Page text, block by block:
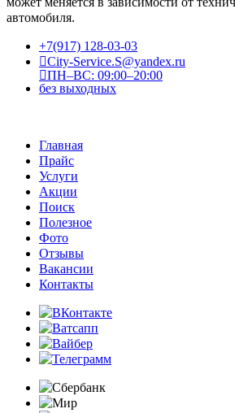
автомобиля.
+7(917) 128-03-03
City-Service.S@yandex.ru
ПН–ВС: 09:00–20:00
без выходных
Главная
Прайс
Услуги
Акции
Поиск
Полезное
Фото
Отзывы
Вакансии
Контакты